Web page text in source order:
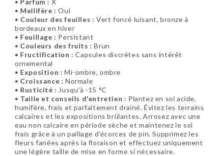
• Mellifère : Oui
• Couleur des feuilles : Vert foncé luisant, bronze à
bordeaux en hiver
• Feuillage : Persistant
• Couleurs des fruits : Brun
• Fructification : Capsules discrètes sans intérêt
ornemental
• Exposition : Mi-ombre, ombre
• Croissance : Normale
• Rusticité : Jusqu'à -15 °C
• Taille et conseils d'entretien : Plantez en sol acide,
humifère, frais et parfaitement drainé. Évitez les terrains
calcaires et les expositions brûlantes. Arrosez avec une
eau non calcaire en période sèche et maintenez le sol
frais grâce à un paillage d'écorces de pin. Supprimez les
fleurs fanées après la floraison et effectuez uniquement
une légère taille de mise en forme si nécessaire.